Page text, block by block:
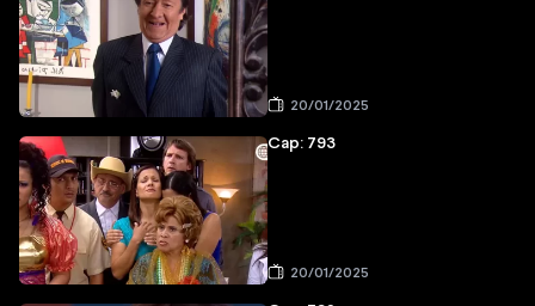
20/01/2025
Cap: 793
20/01/2025